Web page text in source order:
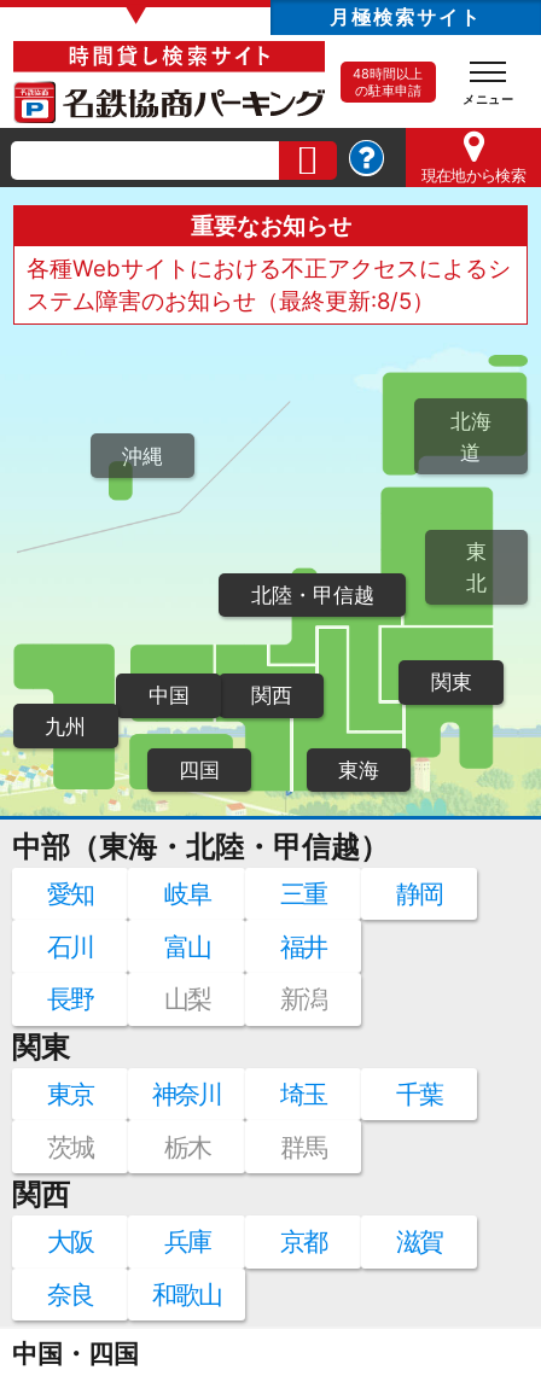
▼ 月極検索サイト
48時間以上
の駐車申請
現在地から検索
重要なお知らせ
各種Webサイトにおける不正アクセスによるシ
ステム障害のお知らせ（最終更新:8/5）
北海
道
東
北
関東
北陸・甲信越
東海
関西
中国
四国
九州
沖縄
中部（東海・北陸・甲信越）
愛知 岐阜 三重
静岡
石川
富山
福井
長野
山梨 新潟
関東
東京 神奈川 埼玉
千葉
茨城
栃木 群馬
関西
大阪 兵庫 京都
滋賀
奈良
和歌山
中国・四国